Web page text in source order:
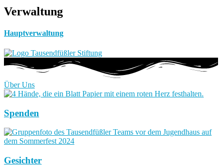
Verwaltung
Hauptverwaltung
Über Uns
Spenden
Gesichter